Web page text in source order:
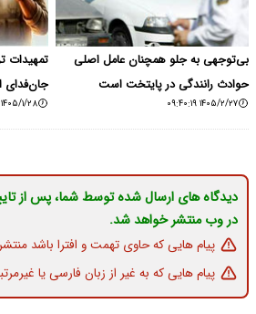
بی‌توجهی به جلو همچنان عامل اصلی
حوادث رانندگی در پایتخت است
۱۴۰۵/۲/۲۷ ۰۹:۴۰:۱۹
تمهیدات
جان‌فدای
۱۴۰۵/۱/۲۸ ۱۱:۳۸:۴۰
دیدگاه های ارسال شده توسط شما، پس از
در وب منتشر خواهد شد.
پیام هایی که حاوی تهمت و افترا باشد
پیام هایی که به غیر از زبان فارسی یا